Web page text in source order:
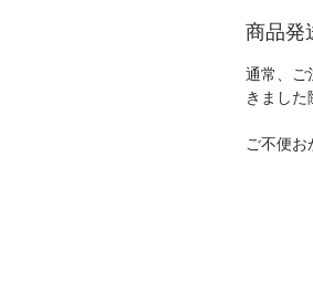
商品発
通常、ご
きました
ご不便お